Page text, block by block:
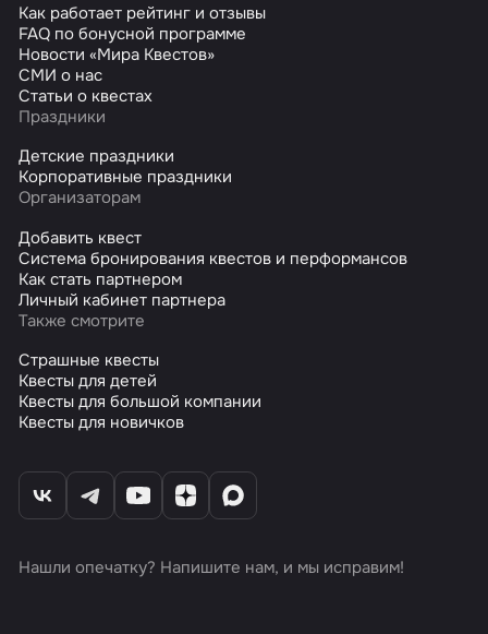
Как работает рейтинг и отзывы
FAQ по бонусной программе
Новости «Мира Квестов»
СМИ о нас
Статьи о квестах
Праздники
Детские праздники
Корпоративные праздники
Организаторам
Добавить квест
Система бронирования квестов и перформансов
Как стать партнером
Личный кабинет партнера
Также смотрите
Страшные квесты
Квесты для детей
Квесты для большой компании
Квесты для новичков
Нашли опечатку? Напишите нам, и мы исправим!